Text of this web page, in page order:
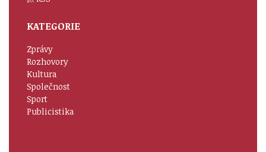
KATEGORIE
Zprávy
Rozhovory
Kultura
Společnost
Sport
Publicistika